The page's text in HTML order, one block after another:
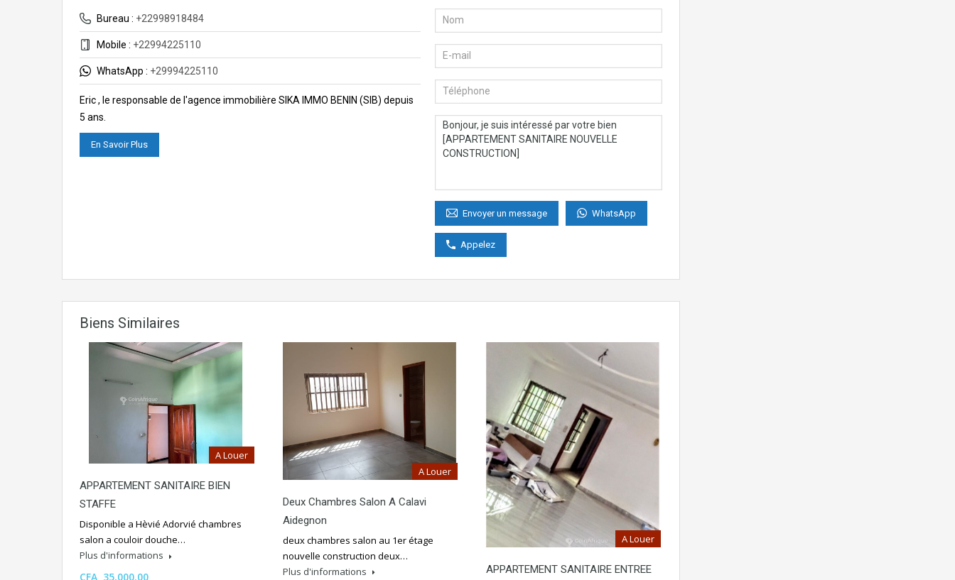
Bureau : +22998918484
Mobile : +22994225110
WhatsApp : +29994225110
Eric , le responsable de l'agence immobilière SIKA IMMO BENIN (SIB) depuis
5 ans.
En Savoir Plus
Envoyer un message WhatsApp
Appelez
Biens Similaires
A Louer
APPARTEMENT SANITAIRE BIEN
STAFFE
Disponible a Hèvié Adorvié chambres
salon a couloir douche…
Plus d'informations
CFA 35,000.00
A Louer
Deux Chambres Salon A Calavi
Aidegnon
deux chambres salon au 1er étage
nouvelle construction deux…
Plus d'informations
A Louer
APPARTEMENT SANITAIRE ENTREE